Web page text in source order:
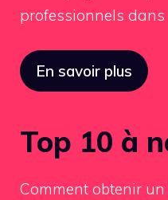
professionnels dans
En savoir plus
Top 10 à
Comment obtenir un